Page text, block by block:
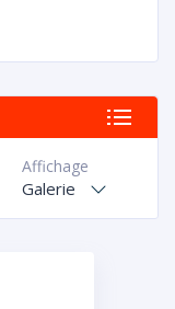
Affichage
Galerie